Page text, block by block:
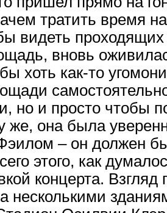
тратить время
видеть
вновь
хоть как-то
но и просто чтобы
же, она была
– он должен
этого, как
концерта.
несколькими